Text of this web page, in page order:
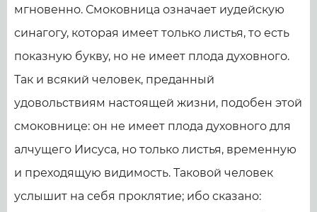
мгновенно. Смоковница означает иудейскую
синагогу, которая имеет только листья, то есть
показную букву, но не имеет плода духовного.
Так и всякий человек, преданный
удовольствиям настоящей жизни, подобен этой
смоковнице: он не имеет плода духовного для
алчущего Иисуса, но только листья, временную
и преходящую видимость. Таковой человек
услышит на себя проклятие; ибо сказано: